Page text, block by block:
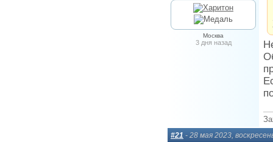
Москва
3 дня назад
#21 - 28 мая 2023,